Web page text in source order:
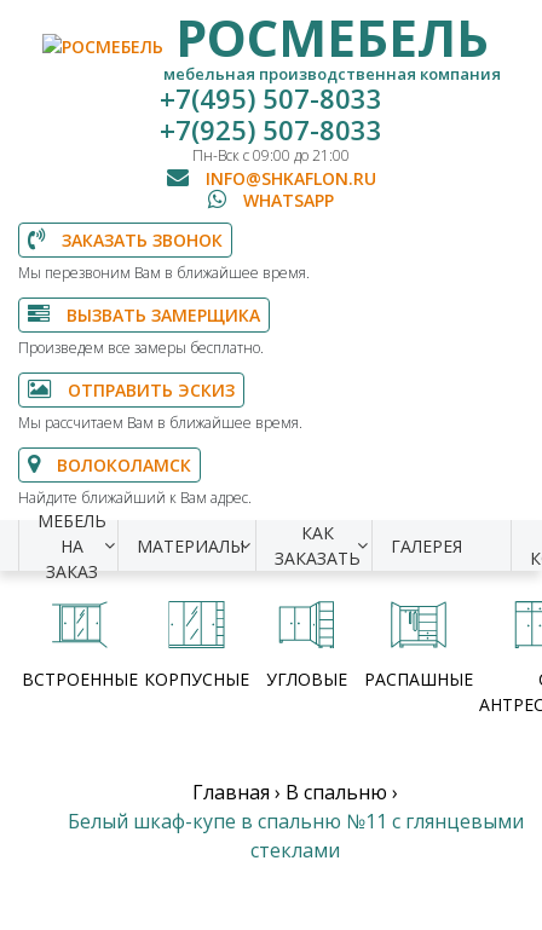
РОСМЕБЕЛЬ
мебельная производственная компания
+7(495) 507-8033
+7(925) 507-8033
Пн-Вск с 09:00 до 21:00
INFO@SHKAFLON.RU
WHATSAPP
ЗАКАЗАТЬ ЗВОНОК
Мы перезвоним Вам в ближайшее время.
ВЫЗВАТЬ ЗАМЕРЩИКА
Произведем все замеры бесплатно.
ОТПРАВИТЬ ЭСКИЗ
Мы рассчитаем Вам в ближайшее время.
ВОЛОКОЛАМСК
Найдите ближайший к Вам адрес.
МЕБЕЛЬ
НА
ЗАКАЗ
МАТЕРИАЛЫ
КАК
ЗАКАЗАТЬ
ГАЛЕРЕЯ
ВСТРОЕННЫЕ КОРПУСНЫЕ УГЛОВЫЕ РАСПАШНЫЕ
Главная › В спальню ›
Белый шкаф-купе в спальню №11 с глянцевыми
стеклами